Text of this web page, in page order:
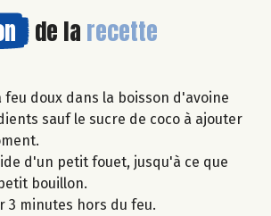
de la recette
feu doux dans la boisson d'avoine
sauf le sucre de coco à ajouter
d'un petit fouet, jusqu'à ce que
bouillon.
3 minutes hors du feu.